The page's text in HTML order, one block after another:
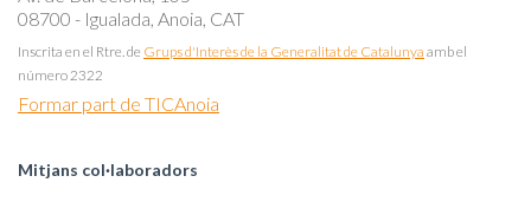
08700 - Igualada, Anoia, CAT
Inscrita en el Rtre. de Grups d'Interès de la Generalitat de Catalunya amb el
número 2322
Formar part de TICAnoia
Mitjans col·laboradors